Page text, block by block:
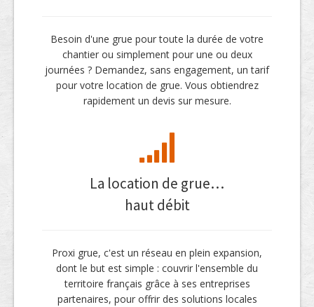
Besoin d'une grue pour toute la durée de votre
chantier ou simplement pour une ou deux
journées ? Demandez, sans engagement, un tarif
pour votre location de grue. Vous obtiendrez
rapidement un devis sur mesure.
La location de grue…
haut débit
Proxi grue, c'est un réseau en plein expansion,
dont le but est simple : couvrir l'ensemble du
territoire français grâce à ses entreprises
partenaires, pour offrir des solutions locales